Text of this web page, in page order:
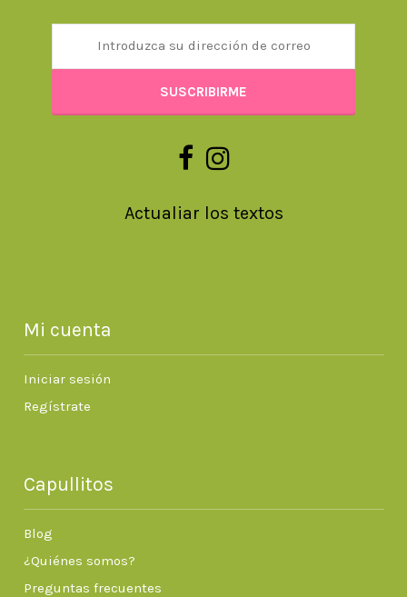
Actualiar los textos
Mi cuenta
Iniciar sesión
Regístrate
Capullitos
Blog
¿Quiénes somos?
Preguntas frecuentes